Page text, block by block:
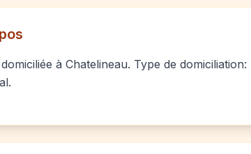
à Chatelineau. Type de